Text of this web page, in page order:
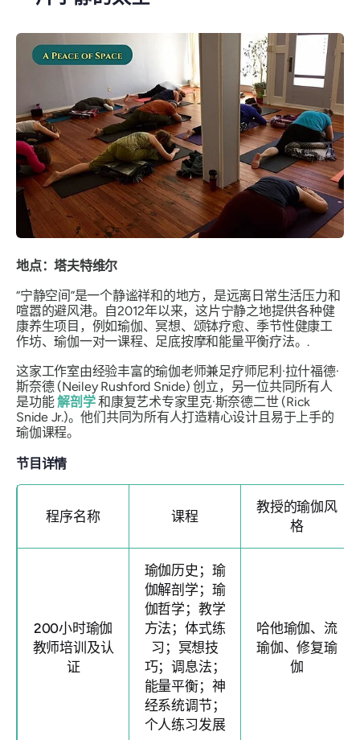
地点：塔夫特维尔
“宁静空间”是一个静谧祥和的地方，是远离日常生活压力和
喧嚣的避风港。自2012年以来，这片宁静之地提供各种健
康养生项目，例如瑜伽、冥想、颂钵疗愈、季节性健康工
作坊、瑜伽一对一课程、足底按摩和能量平衡疗法。.
这家工作室由经验丰富的瑜伽老师兼足疗师尼利·拉什福德·
斯奈德 (Neiley Rushford Snide) 创立，另一位共同所有人
是功能解剖学和康复艺术专家里克·斯奈德二世 (Rick
Snide Jr.)。他们共同为所有人打造精心设计且易于上手的
瑜伽课程。
节目详情
程序名称 课程
教授的瑜伽风
格
200小时瑜伽
教师培训及认
证
瑜伽历史；瑜
伽解剖学；瑜
伽哲学；教学
方法；体式练
习；冥想技
巧；调息法；
能量平衡；神
经系统调节；
个人练习发展
哈他瑜伽、流
瑜伽、修复瑜
伽